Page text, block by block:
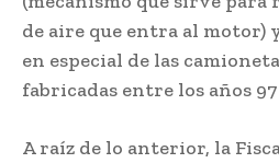
de aire que entra al motor)
en especial de las
fabricadas entre los años 97
A raíz de lo anterior, la